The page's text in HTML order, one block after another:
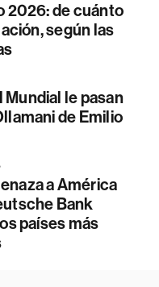
2026: de cuánto
según las
Mundial le pasan
de Emilio
a América
Bank
países más